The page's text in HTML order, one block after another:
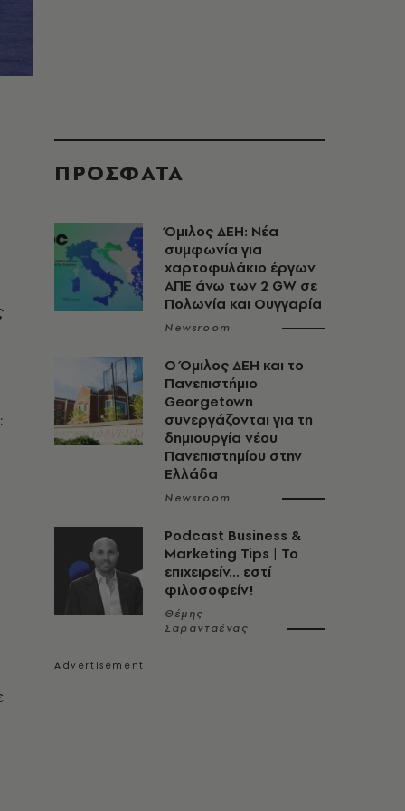
ΠΡΟΣΦΑΤΑ
Όμιλος ΔΕΗ: Νέα
συμφωνία για
χαρτοφυλάκιο έργων
ΑΠΕ άνω των 2 GW σε
Πολωνία και Ουγγαρία
Newsroom
Ο Όμιλος ΔΕΗ και το
Πανεπιστήμιο
Georgetown
συνεργάζονται για τη
δημιουργία νέου
Πανεπιστημίου στην
Ελλάδα
Newsroom
Podcast Business &
Marketing Tips | Το
επιχειρείν... εστί
φιλοσοφείν!
Θέμης
Σαρανταένας